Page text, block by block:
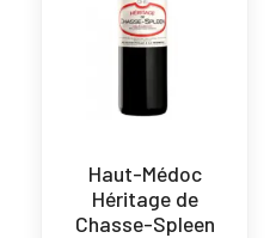
Haut-Médoc
Héritage de
Chasse-Spleen